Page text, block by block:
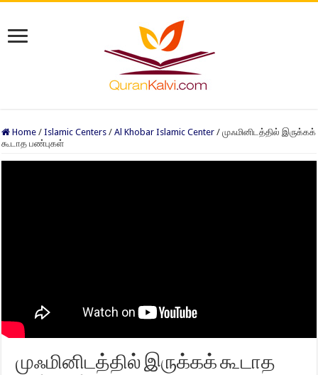
Home / Islamic Centers / Al Khobar Islamic Center / முஃமினிடத்தில் இருக்கக்
கூடாத பண்புகள்
முஃமினிடத்தில் இருக்கக் கூடாத